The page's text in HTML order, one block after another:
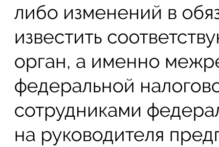
либо изменений в
известить
орган, а именно
федеральной
сотрудниками
на руководителя